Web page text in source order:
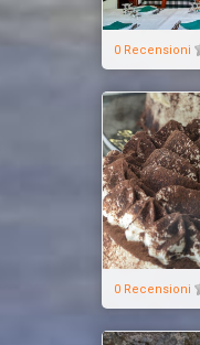
0 Recensioni
0 Recensioni